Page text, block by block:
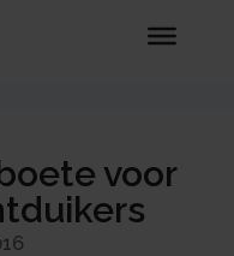
voor